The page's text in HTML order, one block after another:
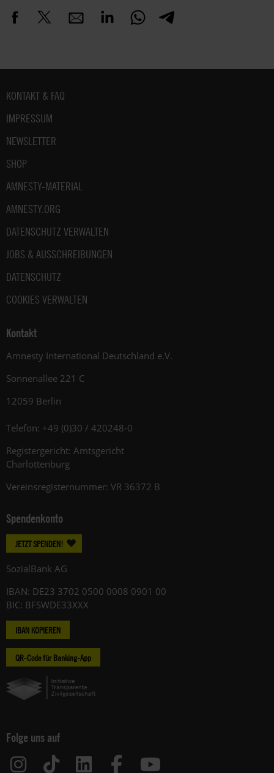
Fußbereich
KONTAKT & FAQ
IMPRESSUM
NEWSLETTER
SHOP
AMNESTY-MATERIAL
AMNESTY.ORG
DATENSCHUTZ VERWALTEN
JOBS & AUSSCHREIBUNGEN
DATENSCHUTZ
COOKIES VERWALTEN
Kontakt
Amnesty International Deutschland e.V.
Sonnenallee 221 C
12059 Berlin
Telefon: +49 (0)30 / 420248-0
Registergericht: Amtsgericht
Charlottenburg
Vereinsregisternummer: VR 36372 B
Spendenkonto
JETZT SPENDEN!
SozialBank AG
IBAN: DE23 3702 0500 0008 0901 00
BIC: BFSWDE33XXX
IBAN KOPIEREN
QR-Code für Banking-App
Folge uns auf